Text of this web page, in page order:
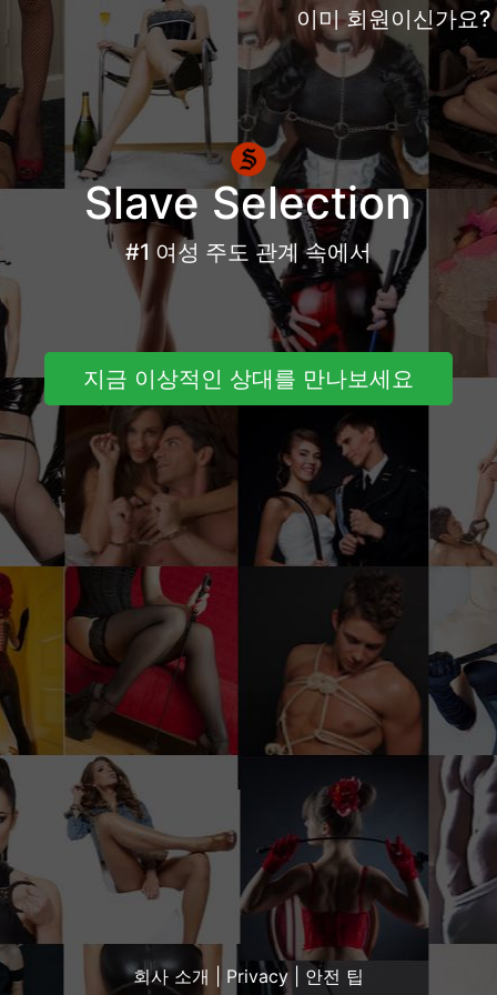
이미 회원이신가요?
Slave Selection
#1 여성 주도 관계 속에서
지금 이상적인 상대를 만나보세요
회사 소개 | Privacy | 안전 팁